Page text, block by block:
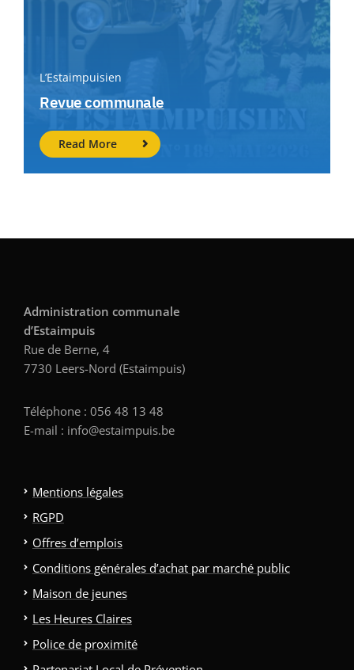
L’Estaimpuisien
Revue communale
Read More
Administration communale
d’Estaimpuis
Rue de Berne, 4
7730 Leers-Nord (Estaimpuis)
Téléphone : 056 48 13 48
E-mail : info@estaimpuis.be
Mentions légales
RGPD
Offres d’emplois
Conditions générales d’achat par marché public
Maison de jeunes
Les Heures Claires
Police de proximité